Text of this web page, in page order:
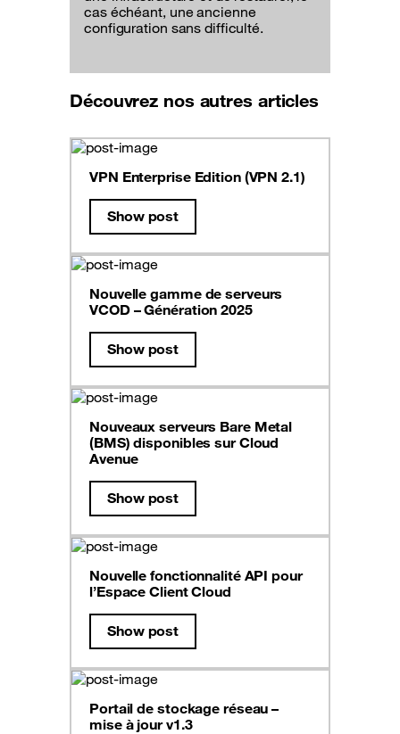
cas échéant, une ancienne
configuration sans difficulté.
Découvrez nos autres articles
VPN Enterprise Edition (VPN 2.1)
Show post
Nouvelle gamme de serveurs
VCOD – Génération 2025
Show post
Nouveaux serveurs Bare Metal
(BMS) disponibles sur Cloud
Avenue
Show post
Nouvelle fonctionnalité API pour
l’Espace Client Cloud
Show post
Portail de stockage réseau –
mise à jour v1.3